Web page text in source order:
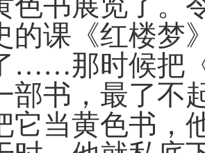
的课《红楼梦
……那时候把
部书，最了不
它当黄色书，